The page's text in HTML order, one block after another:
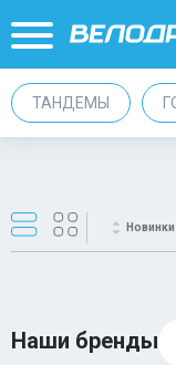
ТАНДЕМЫ
Новинки
Наши бренды